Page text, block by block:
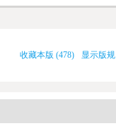
显示版规
收藏本版 (478)